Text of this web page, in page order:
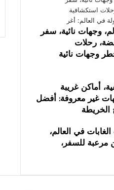
وجهات نائية، سفر
رحلات
وجهات نائية
أماكن غريبة
غير معروفة: أفضل
الخريطة
في العالم،
مرعبة للسفر،